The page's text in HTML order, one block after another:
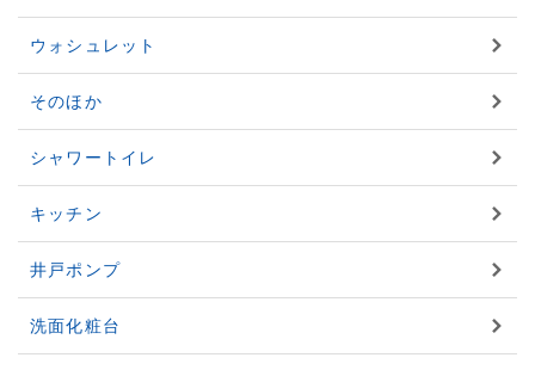
ウォシュレット
そのほか
シャワートイレ
キッチン
井戸ポンプ
洗面化粧台